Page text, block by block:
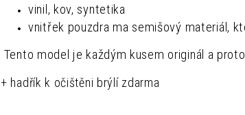
vinil, kov, syntetika
vnitřek pouzdra ma semišový materiál,
Tento model je každým kusem originál a
+ hadřík k očištěni brýlí zdarma